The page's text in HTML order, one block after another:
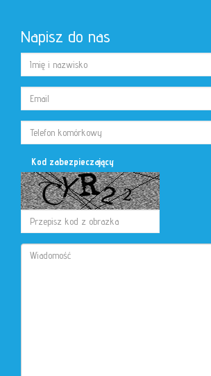
Napisz do nas
Kod zabezpieczający